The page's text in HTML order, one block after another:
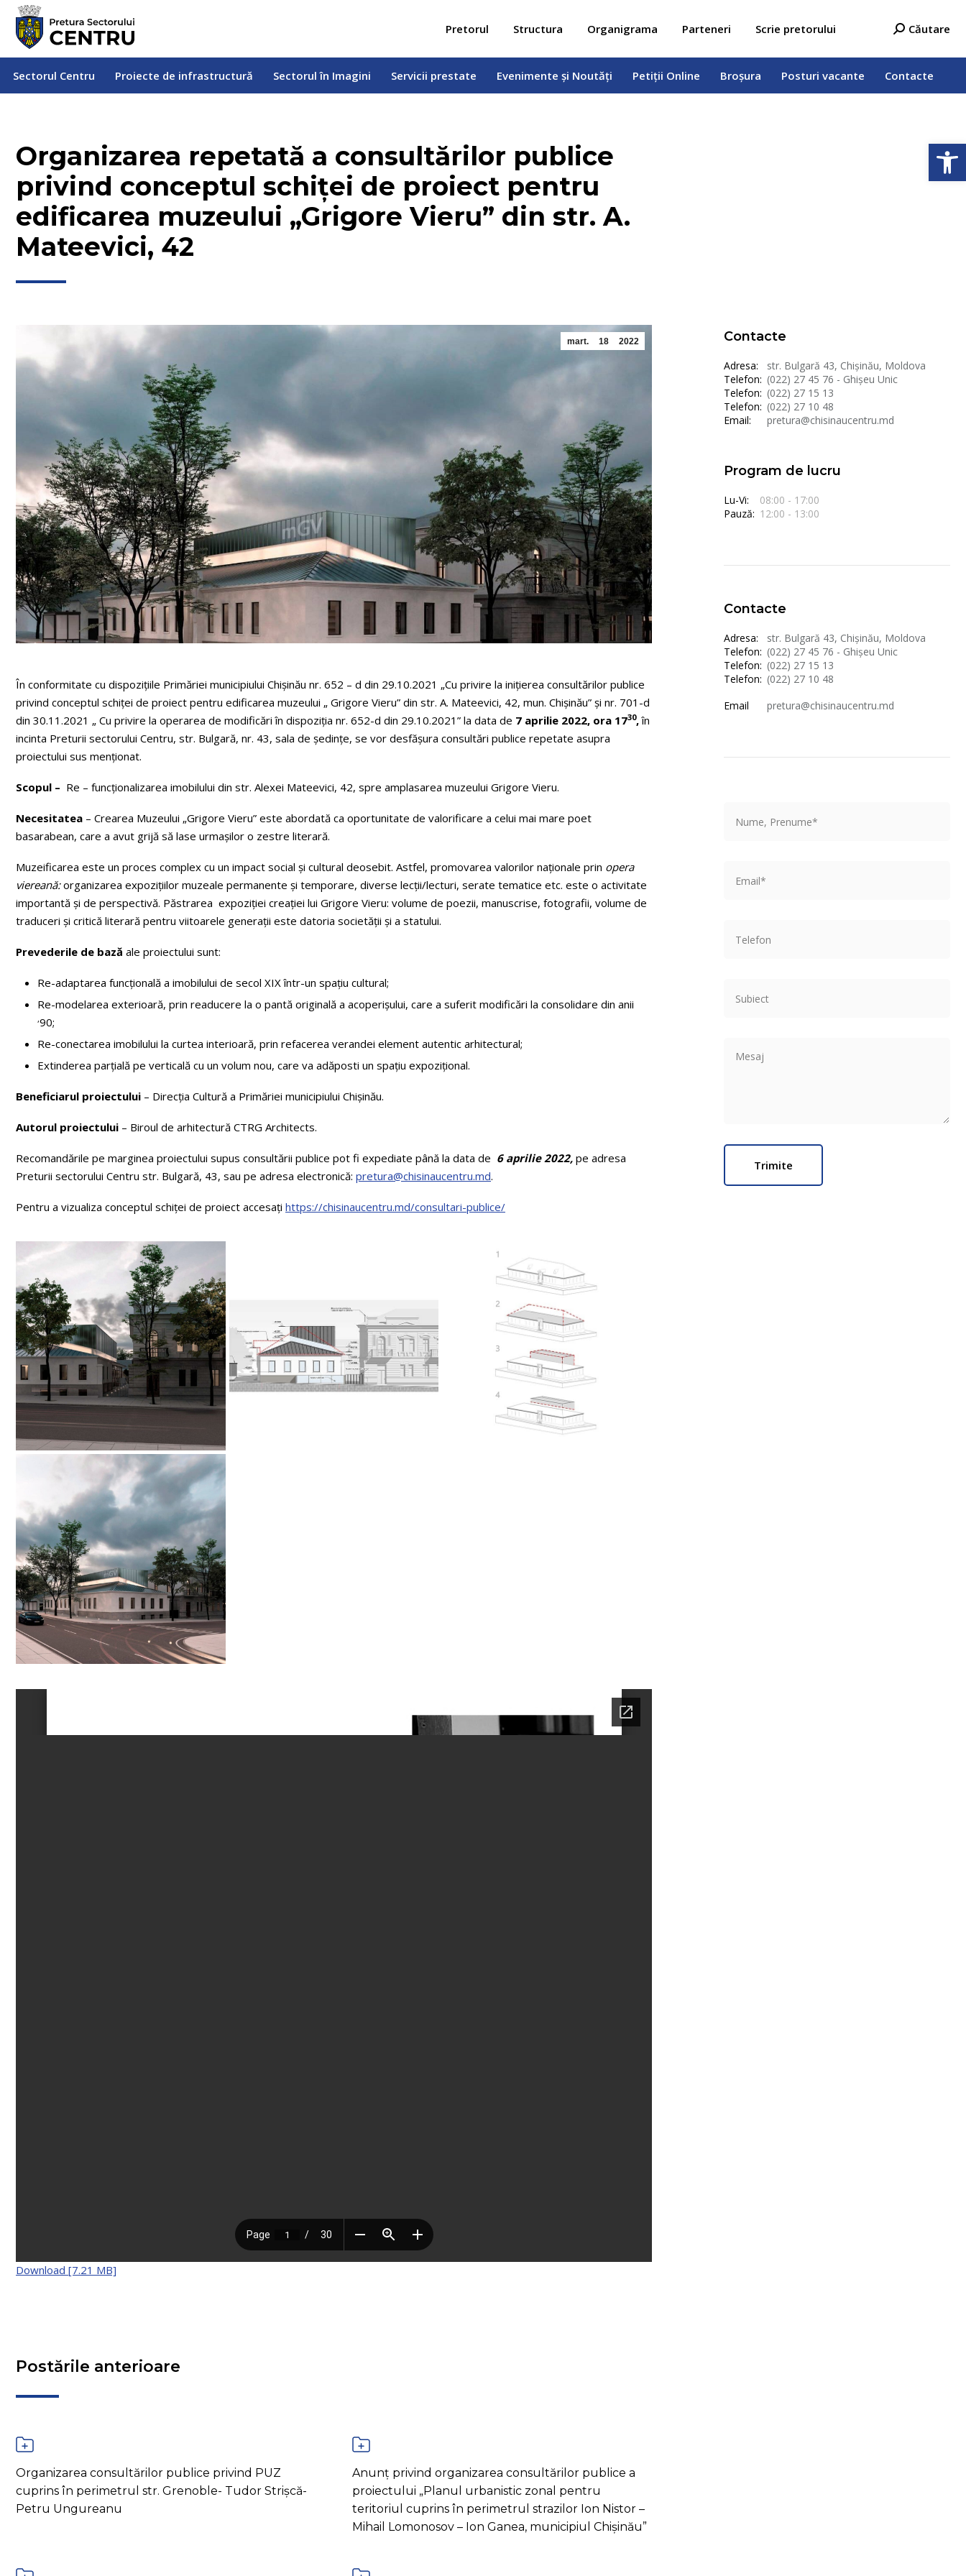
Pretorul Structura Organigrama Parteneri Scrie pretorului Search:
Căutare
Sectorul Centru Proiecte de infrastructură Sectorul în Imagini Servicii prestate Evenimente și Noutăți Petiții Online Broșura Posturi vacante Contacte
Organizarea repetată a consultărilor publice
privind conceptul schiței de proiect pentru
edificarea muzeului „Grigore Vieru” din str. A.
Mateevici, 42
mart. 18 2022
În conformitate cu dispozițiile Primăriei municipiului Chișinău nr. 652 – d din 29.10.2021 „Cu privire la inițierea consultărilor publice
privind conceptul schiței de proiect pentru edificarea muzeului „ Grigore Vieru” din str. A. Mateevici, 42, mun. Chișinău” și nr. 701-d
din 30.11.2021 „ Cu privire la operarea de modificări în dispoziția nr. 652-d din 29.10.2021” la data de 7 aprilie 2022, ora 1730,în
incinta Preturii sectorului Centru, str. Bulgară, nr. 43, sala de ședințe, se vor desfășura consultări publice repetate asupra
proiectului sus menționat.
Scopul – Re – funcționalizarea imobilului din str. Alexei Mateevici, 42, spre amplasarea muzeului Grigore Vieru.
Necesitatea – Crearea Muzeului „Grigore Vieru” este abordată ca oportunitate de valorificare a celui mai mare poet
basarabean, care a avut grijă să lase urmașilor o zestre literară.
Muzeificarea este un proces complex cu un impact social și cultural deosebit. Astfel, promovarea valorilor naționale prin opera
viereană:organizarea expozițiilor muzeale permanente și temporare, diverse lecții/lecturi, serate tematice etc. este o activitate
importantă și de perspectivă. Păstrarea expoziției creației lui Grigore Vieru: volume de poezii, manuscrise, fotografii, volume de
traduceri și critică literară pentru viitoarele generații este datoria societății și a statului.
Prevederile de bază ale proiectului sunt:
Re-adaptarea funcțională a imobilului de secol XIX într-un spațiu cultural;
Re-modelarea exterioară, prin readucere la o pantă originală a acoperișului, care a suferit modificări la consolidare din anii
,90;
Re-conectarea imobilului la curtea interioară, prin refacerea verandei element autentic arhitectural;
Extinderea parțială pe verticală cu un volum nou, care va adăposti un spațiu expozițional.
Beneficiarul proiectului – Direcția Cultură a Primăriei municipiului Chișinău.
Autorul proiectului – Biroul de arhitectură CTRG Architects.
Recomandările pe marginea proiectului supus consultării publice pot fi expediate până la data de 6 aprilie 2022, pe adresa
Preturii sectorului Centru str. Bulgară, 43, sau pe adresa electronică: pretura@chisinaucentru.md.
Pentru a vizualiza conceptul schiței de proiect accesați https://chisinaucentru.md/consultari-publice/
Download [7.21 MB]
Postările anterioare
Organizarea consultărilor publice privind PUZ
cuprins în perimetrul str. Grenoble- Tudor Strișcă-
Petru Ungureanu
Anunț privind organizarea consultărilor publice a
proiectului „Planul urbanistic zonal pentru
teritoriul cuprins în perimetrul strazilor Ion Nistor –
Mihail Lomonosov – Ion Ganea, municipiul Chișinău”
Contacte
Adresa:
str. Bulgară 43, Chișinău, Moldova
Telefon: (022) 27 45 76 - Ghișeu Unic
Telefon: (022) 27 15 13
Telefon: (022) 27 10 48
Email:
pretura@chisinaucentru.md
Program de lucru
Lu-Vi:
08:00 - 17:00
Pauză: 12:00 - 13:00
Contacte
Adresa:
str. Bulgară 43, Chișinău, Moldova
Telefon: (022) 27 45 76 - Ghișeu Unic
Telefon: (022) 27 15 13
Telefon: (022) 27 10 48
Email
pretura@chisinaucentru.md
Sectorul Centru Proiecte de infrastructură Servicii prestate Evenimente și Noutăți Petiții Online Broșura Posturi vacante Contacte